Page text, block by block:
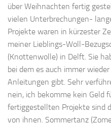
über Weihnachten fertig
vielen Unterbrechungen-
Projekte waren in kürzester
meiner Lieblings-Woll-
(Knottenwolle) in Delft. Sie
bei dem es auch immer
Anleitungen gibt. Sehr
nein, ich bekomme kein Geld
fertiggestellten Projekte sind
von ihnen. Sommertanz